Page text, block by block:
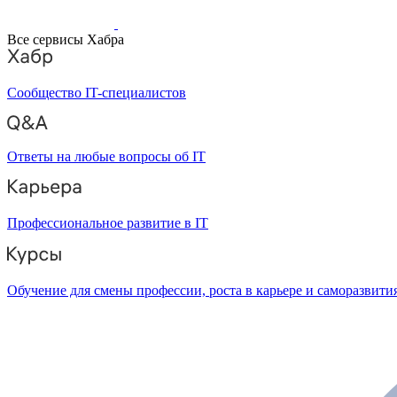
Все сервисы Хабра
Сообщество IT-специалистов
Ответы на любые вопросы об IT
Профессиональное развитие в IT
Обучение для смены профессии, роста в карьере и